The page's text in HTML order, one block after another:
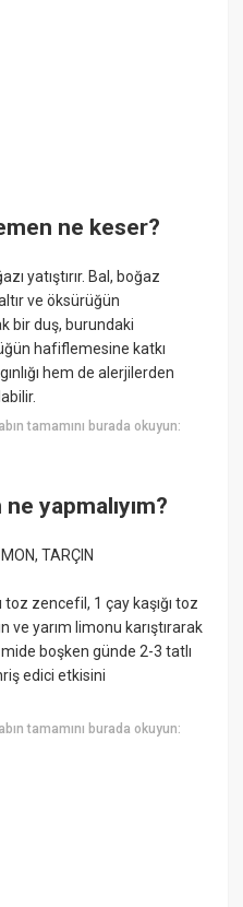
ne keser?
yatıştırır. Bal, boğaz
ve öksürüğün
bir duş, burundaki
hafiflemesine katkı
hem de alerjilerden
tamamını burada okuyun:
yapmalıyım?
TARÇIN
toz zencefil, 1 çay kaşığı toz
ve yarım limonu karıştırarak
boşken günde 2-3 tatlı
edici etkisini
tamamını burada okuyun: